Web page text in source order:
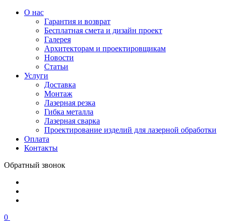
О нас
Гарантия и возврат
Бесплатная смета и дизайн проект
Галерея
Архитекторам и проектировщикам
Новости
Статьи
Услуги
Доставка
Монтаж
Лазерная резка
Гибка металла
Лазерная сварка
Проектирование изделий для лазерной обработки
Оплата
Контакты
Обратный звонок
0